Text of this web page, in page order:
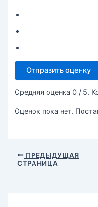
Отправить оценку
Средняя оценка 0 / 5.
Оценок пока нет.
ПРЕДЫДУЩАЯ
СТРАНИЦА